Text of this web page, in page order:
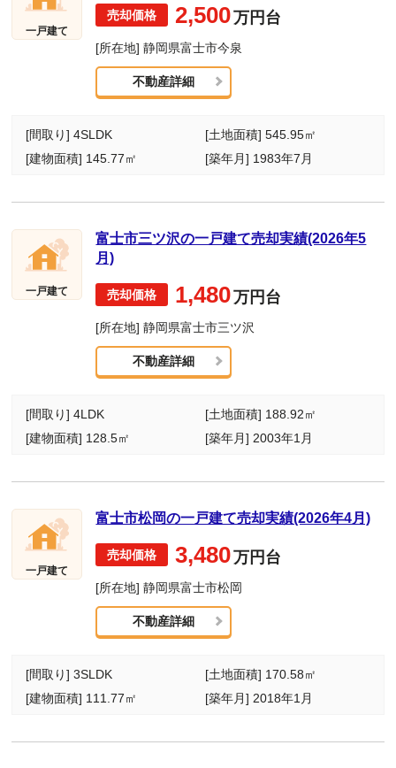
一戸建て
2,500万円台
[所在地] 静岡県富士市今泉
不動産詳細
[間取り] 4SLDK
[土地面積] 545.95㎡
[建物面積] 145.77㎡
[築年月] 1983年7月
一戸建て
富士市三ツ沢の一戸建て売却実績(2026年5
月)
1,480万円台
[所在地] 静岡県富士市三ツ沢
不動産詳細
[間取り] 4LDK
[土地面積] 188.92㎡
[建物面積] 128.5㎡
[築年月] 2003年1月
一戸建て
富士市松岡の一戸建て売却実績(2026年4月)
3,480万円台
[所在地] 静岡県富士市松岡
不動産詳細
[間取り] 3SLDK
[土地面積] 170.58㎡
[建物面積] 111.77㎡
[築年月] 2018年1月